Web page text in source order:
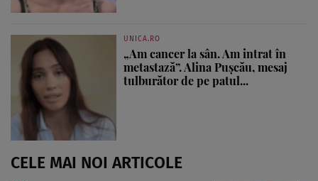
UNICA.RO
„Am cancer la sân. Am intrat în
metastază”. Alina Pușcău, mesaj
tulburător de pe patul...
CELE MAI NOI ARTICOLE